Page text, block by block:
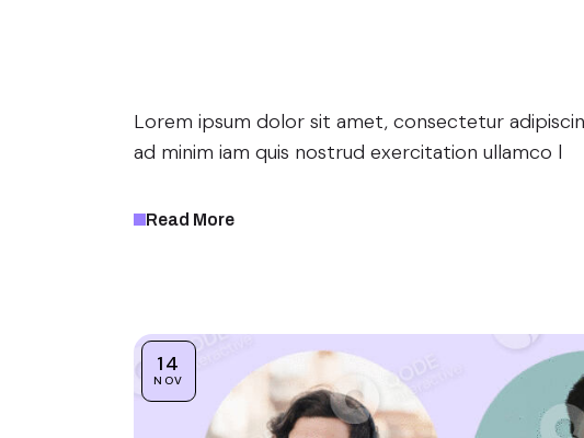
Lorem ipsum dolor sit amet, consectetur
ad minim iam quis nostrud exercitation ullamco l
Read More
14
NOV